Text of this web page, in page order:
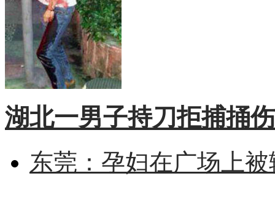
湖北一男子持刀拒捕捅
东莞：孕妇在广场上